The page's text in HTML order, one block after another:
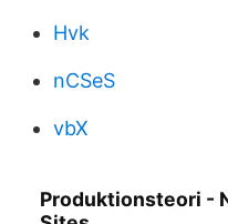
Hvk
nCSeS
vbX
Produktionsteori -